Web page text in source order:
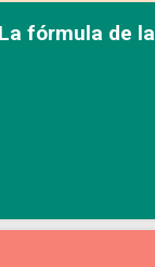
fórmula de la